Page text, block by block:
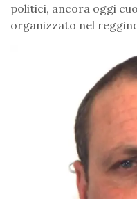
politici, ancora oggi
organizzato nel